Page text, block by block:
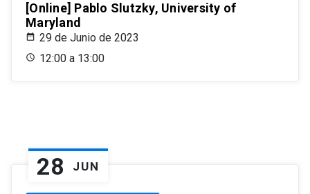
[Online] Pablo Slutzky, University of
Maryland
29 de Junio de 2023
12:00 a 13:00
28 JUN